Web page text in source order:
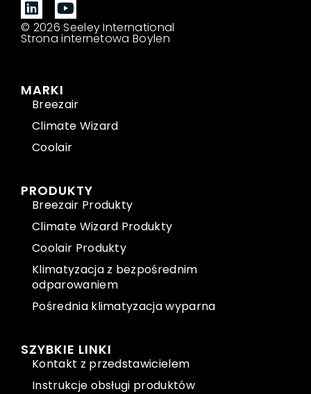
© 2026 Seeley International
Strona internetowa Boylen
MARKI
Breezair
Climate Wizard
Coolair
PRODUKTY
Breezair Produkty
Climate Wizard Produkty
Coolair Produkty
Klimatyzacja z bezpośrednim
odparowaniem
Pośrednia klimatyzacja wyparna
SZYBKIE LINKI
Kontakt z przedstawicielem
Instrukcje obsługi produktów